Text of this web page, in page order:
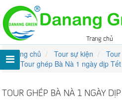
Trang chủ
Trang chủ Tour sự kiện
Tour ghép Bà Nà 1 ngày dịp
TOUR GHÉP BÀ NÀ 1 NGÀY